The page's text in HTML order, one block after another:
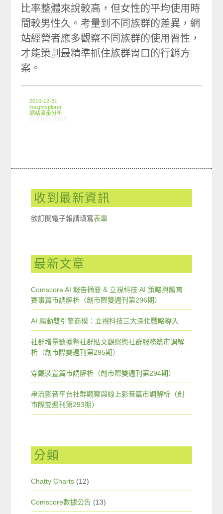
比率整體來說較高，但女性的平均使用時
間較男性久。考量到不同族群的差異，網
站經營者應多觀察不同族群的使用習性，
才能策劃最精準抓住族群胃口的行銷方
案。
2010-12-31
insightxplorer
網站流量分析
收到最新資訊
欲訂閱電子報請填寫表單
最新文章
Comscore AI 報告摘要 & 立視科技 AI 策略與體育
賽事篇市調解析（創市際雙週刊第296期）
AI 驅動雙引擎商模：立視科技三大深化戰略導入
社群增量數據暨社群貼文觀察與社群服務篇市調解
析（創市際雙週刊第295期）
穿戴裝置篇市調解析（創市際雙週刊第294期）
串流影音平台社群觀察與線上影音篇市調解析（創
市際雙週刊第293期）
分類
Chatty Charts (12)
Comscore數據公告 (13)